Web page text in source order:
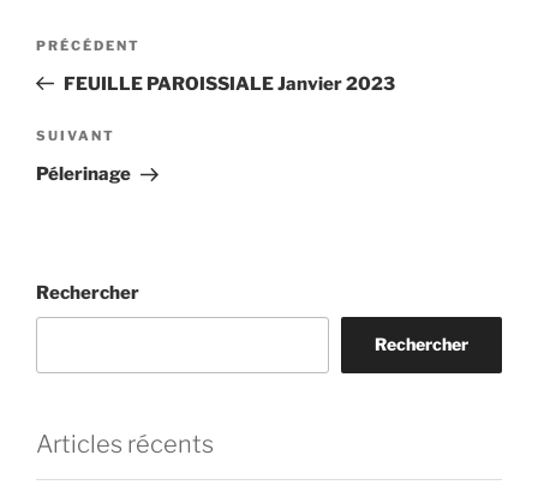
Navigation
l’article
Article
précédent
PRÉCÉDENT
FEUILLE PAROISSIALE Janvier 2023
Article
suivant
SUIVANT
Pélerinage
Rechercher
Rechercher
Articles récents